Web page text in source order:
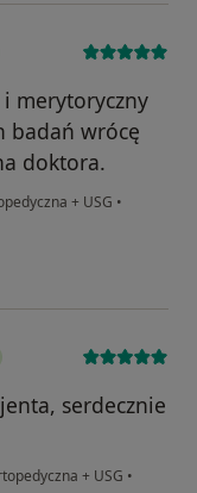
merytoryczny
badań wrócę
doktora.
+ USG •
serdecznie
+ USG •